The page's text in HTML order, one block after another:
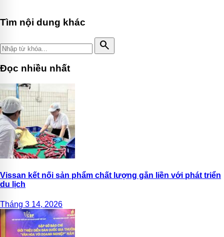
Tìm nội dung khác
search
Đọc nhiều nhất
Vissan kết nối sản phẩm chất lượng gắn liền với phát triển
du lịch
Tháng 3 14, 2026